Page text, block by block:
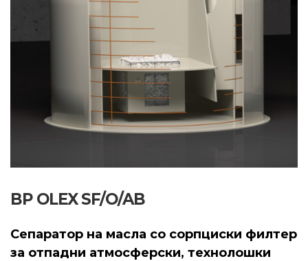
BP OLEX SF/O/AB
Сепаратор на масла со сорпциски филтер
за отпадни атмосферски, технолошки